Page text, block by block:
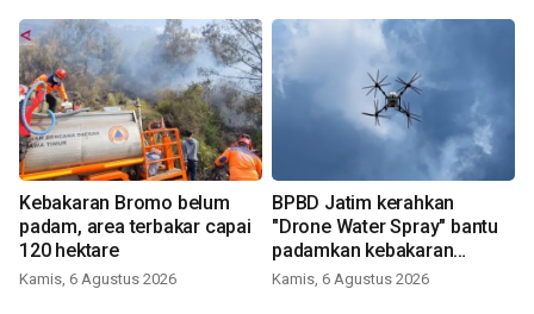
Kebakaran Bromo belum
padam, area terbakar capai
120 hektare
Kamis, 6 Agustus 2026
BPBD Jatim kerahkan
"Drone Water Spray" bantu
padamkan kebakaran
Bromo
Kamis, 6 Agustus 2026